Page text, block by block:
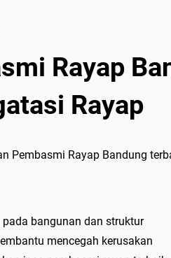
Rayap
Rayap
Pembasmi Rayap Bandung
bangunan dan struktur
mencegah kerusakan